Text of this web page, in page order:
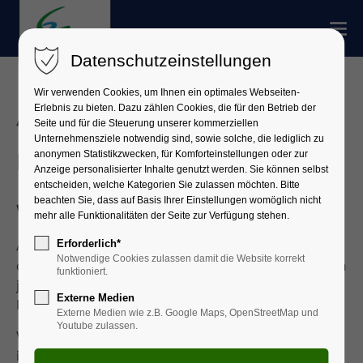
Allgemeine Informationen zur
Landtags- und Bezirkswahl
Wer darf wählen?
Am 08. Oktober 2023 wählen die Bürger in Bayern
den 19. Bayerischen Landtag. Zur gleichen Zeit finden
jeweils die Wahlen zum Bezirkstag in den 7
Regierungsbezirken Bayerns statt.
Voraussetzung für das aktive Wahlrecht der Bürger
ist, dass sie das 18. Lebensjahr vollendet haben, und
Datenschutzeinstellungen
Wir verwenden Cookies, um Ihnen ein optimales Webseiten-
Erlebnis zu bieten. Dazu zählen Cookies, die für den Betrieb der
Seite und für die Steuerung unserer kommerziellen
Unternehmensziele notwendig sind, sowie solche, die lediglich zu
anonymen Statistikzwecken, für Komforteinstellungen oder zur
Anzeige personalisierter Inhalte genutzt werden. Sie können selbst
entscheiden, welche Kategorien Sie zulassen möchten. Bitte
beachten Sie, dass auf Basis Ihrer Einstellungen womöglich nicht
mehr alle Funktionalitäten der Seite zur Verfügung stehen.
Erforderlich*
Notwendige Cookies zulassen damit die Website korrekt
funktioniert.
Externe Medien
Externe Medien wie z.B. Google Maps, OpenStreetMap und
Youtube zulassen.